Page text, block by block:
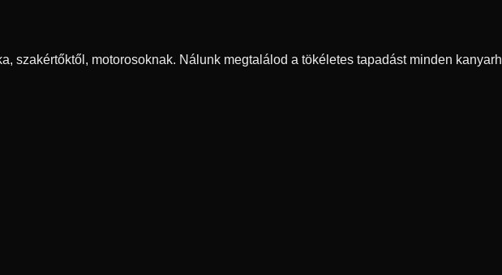
szakértőktől, motorosoknak. Nálunk megtalálod a tökéletes tapadást minden